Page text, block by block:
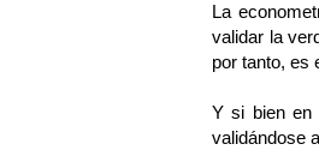
La
validar la
por tanto, es
Y si bien en
validándose